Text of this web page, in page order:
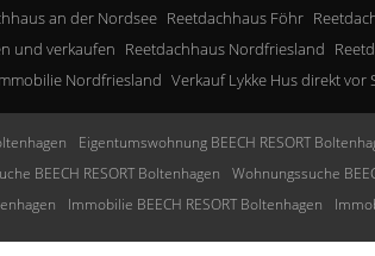
an der Nordsee Reetdachhaus Föhr
und verkaufen Reetdachhaus Nordfriesland
Nordfriesland Verkauf Lykke Hus direkt vor
Eigentumswohnung BEECH RESORT
BEECH RESORT Boltenhagen Wohnungssuche
Immobilie BEECH RESORT Boltenhagen